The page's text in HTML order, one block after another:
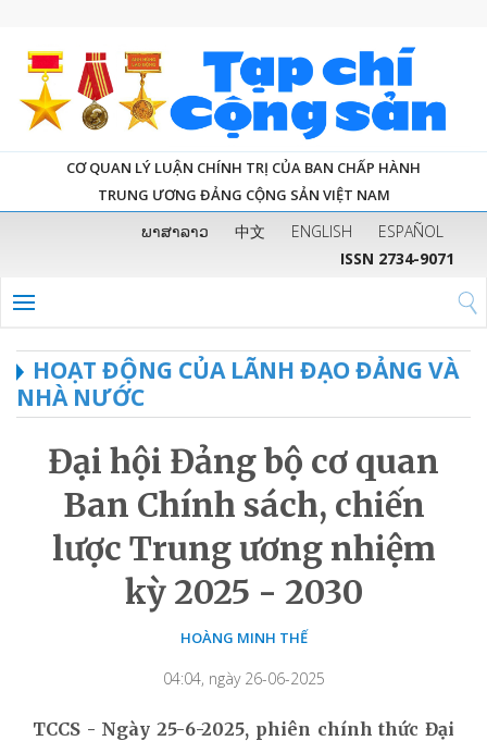
CƠ QUAN LÝ LUẬN CHÍNH TRỊ CỦA BAN CHẤP HÀNH
TRUNG ƯƠNG ĐẢNG CỘNG SẢN VIỆT NAM
ພາສາລາວ 中文 ENGLISH
ESPAÑOL
ISSN 2734-9071
HOẠT ĐỘNG CỦA LÃNH ĐẠO ĐẢNG VÀ
NHÀ NƯỚC
Đại hội Đảng bộ cơ quan
Ban Chính sách, chiến
lược Trung ương nhiệm
kỳ 2025 - 2030
HOÀNG MINH THẾ
04:04, ngày 26-06-2025
TCCS - Ngày 25-6-2025, phiên chính thức Đại